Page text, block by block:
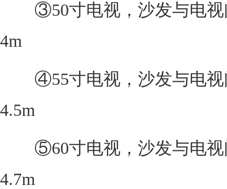
③50寸电视，沙发与电视
4m
④55寸电视，沙发与电视
4.5m
⑤60寸电视，沙发与电视
4.7m